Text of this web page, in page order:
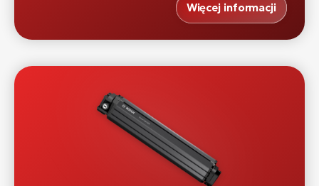
Więcej informacji